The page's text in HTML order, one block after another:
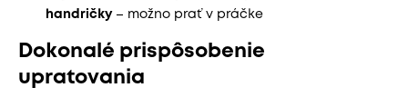
handričky– možno prať v práčke
Dokonalé prispôsobenie
upratovania